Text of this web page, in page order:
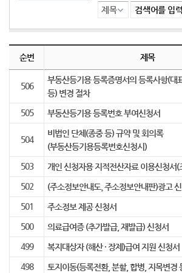
검색어를 입
민원사무편람 내역리스트 - 민원사무편람 내역으로 순번, 제목, 담당부서, 첨부, 수정일로 나뉘어 설명합니다.
순번
제목
506
부동산등기용 등록증명서의 등록사항(대
등) 변경 절차
505
부동산등기용 등록번호 부여신청서
504
비법인 단체(종중 등) 규약 및 회의록
(부동산등기용등록번호신청시)
503
개인 신청자용 지적전산자료 이용신청서(
502
(주소정보안내도¸ 주소정보안내판)광고
501
주소정보 제공 신청서
500
의료급여증 (추가발급, 재발급) 신청서
499
복지대상자 (해산 · 장제)급여 지원 신청서
498
토지이동(등록전환, 분할, 합병, 지목변경